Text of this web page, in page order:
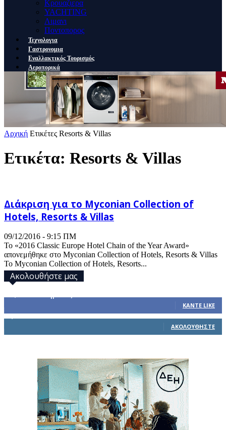
Κρουαζιερα
YACHTING
Λιμανι
Ποντοπορος
Τεχνολογια
Γαστρονομια
Εναλλακτικός Τουρισμός
Αεροπορικά
Αρχική Ετικέτες Resorts & Villas
Ετικέτα: Resorts & Villas
Διάκριση για το Myconian Collection of
Hotels, Resorts & Villas
09/12/2016 - 9:15 ΠΜ
Το «2016 Classic Europe Hotel Chain of the Year Award»
απονεμήθηκε στο Myconian Collection of Hotels, Resorts & Villas
Το Myconian Collection of Hotels, Resorts...
Ακολουθήστε μας
ΚΆΝΤΕ LIKE
ΑΚΟΛΟΥΘΉΣΤΕ